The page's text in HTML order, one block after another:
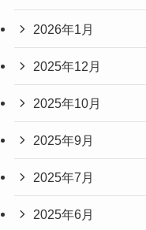
2026年1月
2025年12月
2025年10月
2025年9月
2025年7月
2025年6月